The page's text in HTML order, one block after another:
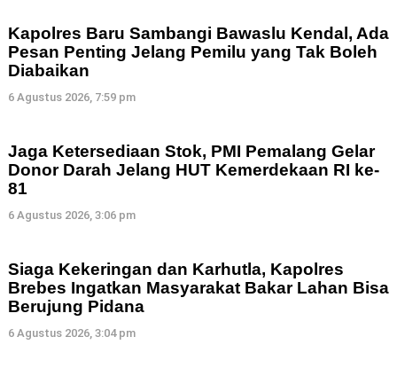
Kapolres Baru Sambangi Bawaslu Kendal, Ada
Pesan Penting Jelang Pemilu yang Tak Boleh
Diabaikan
6 Agustus 2026, 7:59 pm
Jaga Ketersediaan Stok, PMI Pemalang Gelar
Donor Darah Jelang HUT Kemerdekaan RI ke-
81
6 Agustus 2026, 3:06 pm
Siaga Kekeringan dan Karhutla, Kapolres
Brebes Ingatkan Masyarakat Bakar Lahan Bisa
Berujung Pidana
6 Agustus 2026, 3:04 pm